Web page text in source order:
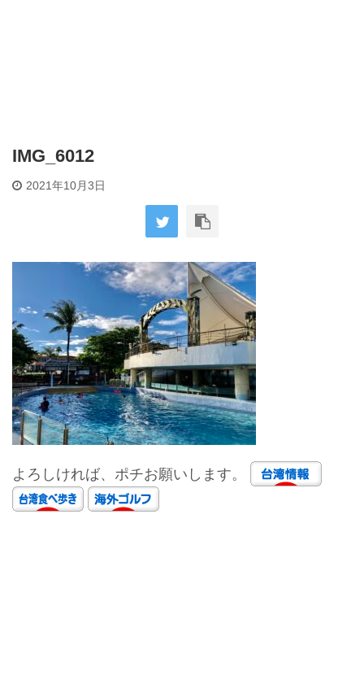
IMG_6012
2021年10月3日
よろしければ、ポチお願いします。